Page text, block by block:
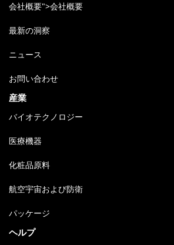
会社概要">会社概要
最新の洞察
ニュース
お問い合わせ
産業
バイオテクノロジー
医療機器
化粧品原料
航空宇宙および防衛
パッケージ
ヘルプ